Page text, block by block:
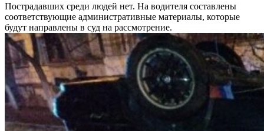
Пострадавших среди людей нет. На водителя составлены
соответствующие административные материалы, которые
будут направлены в суд на рассмотрение.